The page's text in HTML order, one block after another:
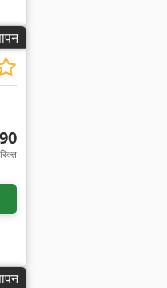
चित्रों का अनुरोध करें